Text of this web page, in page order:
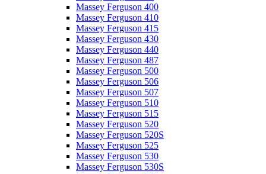
Massey Ferguson 400
Massey Ferguson 410
Massey Ferguson 415
Massey Ferguson 430
Massey Ferguson 440
Massey Ferguson 487
Massey Ferguson 500
Massey Ferguson 506
Massey Ferguson 507
Massey Ferguson 510
Massey Ferguson 515
Massey Ferguson 520
Massey Ferguson 520S
Massey Ferguson 525
Massey Ferguson 530
Massey Ferguson 530S